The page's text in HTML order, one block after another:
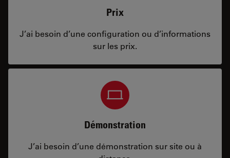
Prix
J’ai besoin d’une configuration ou d’informations
sur les prix.
Démonstration
J’ai besoin d’une démonstration sur site ou à